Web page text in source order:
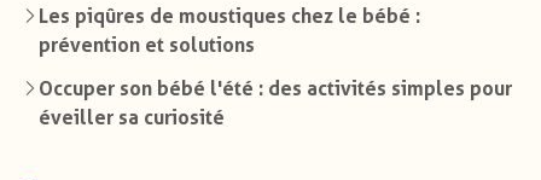
Les piqûres de moustiques chez le bébé :
prévention et solutions
Occuper son bébé l'été : des activités simples pour
éveiller sa curiosité